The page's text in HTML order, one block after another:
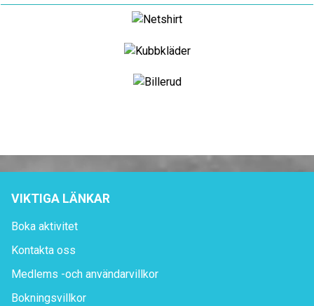
VIKTIGA LÄNKAR
Boka aktivitet
Kontakta oss
Medlems -och användarvillkor
Bokningsvillkor